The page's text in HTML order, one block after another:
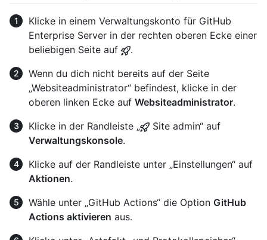
Klicke in einem Verwaltungskonto für GitHub
Enterprise Server in der rechten oberen Ecke einer
beliebigen Seite auf
.
Wenn du dich nicht bereits auf der Seite
„Websiteadministrator“ befindest, klicke in der
oberen linken Ecke auf Websiteadministrator.
Klicke in der Randleiste „
Site admin“ auf
Verwaltungskonsole.
Klicke auf der Randleiste unter „Einstellungen“ auf
Aktionen.
Wähle unter „GitHub Actions“ die Option GitHub
Actions aktivieren aus.